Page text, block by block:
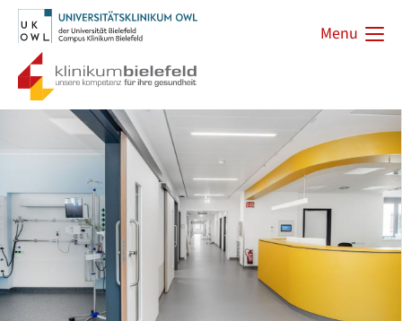
Menu
Zurück Vorwärts